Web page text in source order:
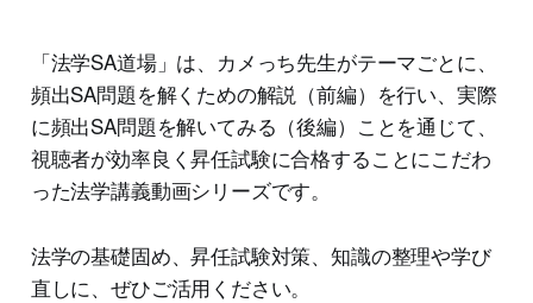
「法学SA道場」は、カメっち先生がテーマごとに、
頻出SA問題を解くための解説（前編）を行い、実際
に頻出SA問題を解いてみる（後編）ことを通じて、
視聴者が効率良く昇任試験に合格することにこだわ
った法学講義動画シリーズです。
法学の基礎固め、昇任試験対策、知識の整理や学び
直しに、ぜひご活用ください。